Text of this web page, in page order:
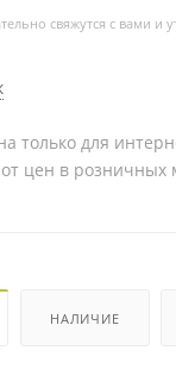
свяжутся с вами и
только для
цен в розничных
НАЛИЧИЕ